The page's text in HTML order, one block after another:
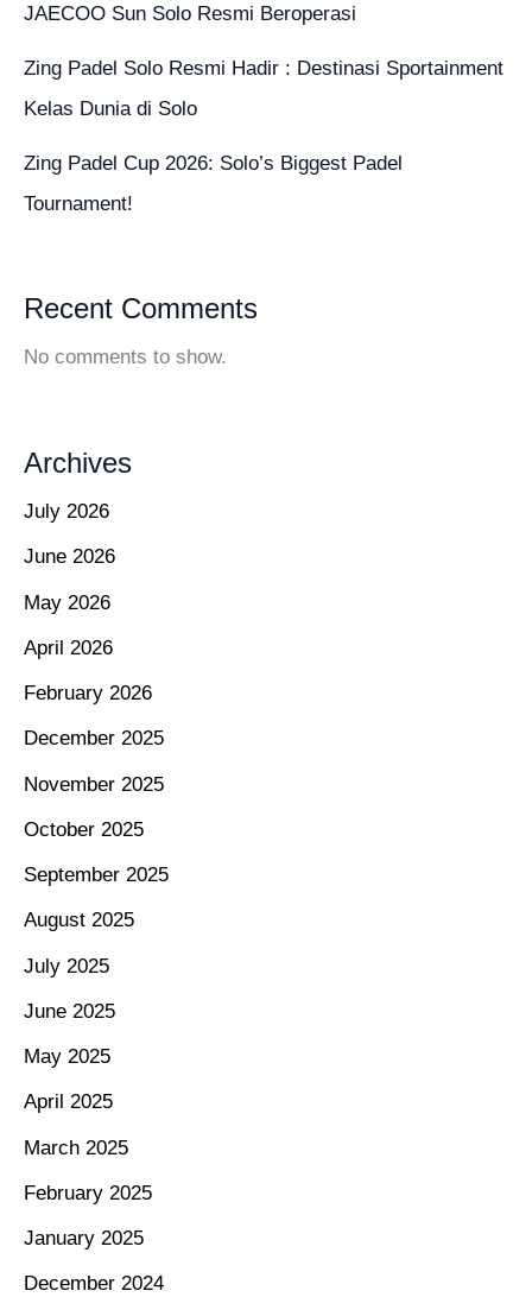
JAECOO Sun Solo Resmi Beroperasi
Zing Padel Solo Resmi Hadir : Destinasi Sportainment
Kelas Dunia di Solo
Zing Padel Cup 2026: Solo’s Biggest Padel
Tournament!
Recent Comments
No comments to show.
Archives
July 2026
June 2026
May 2026
April 2026
February 2026
December 2025
November 2025
October 2025
September 2025
August 2025
July 2025
June 2025
May 2025
April 2025
March 2025
February 2025
January 2025
December 2024